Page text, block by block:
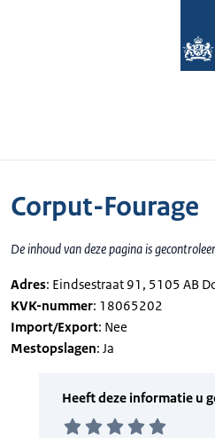
Corput-Fourage
De inhoud van deze pagina is
Adres: Eindsestraat 91, 5105 AB
KVK-nummer: 18065202
Import/Export: Nee
Mestopslagen: Ja